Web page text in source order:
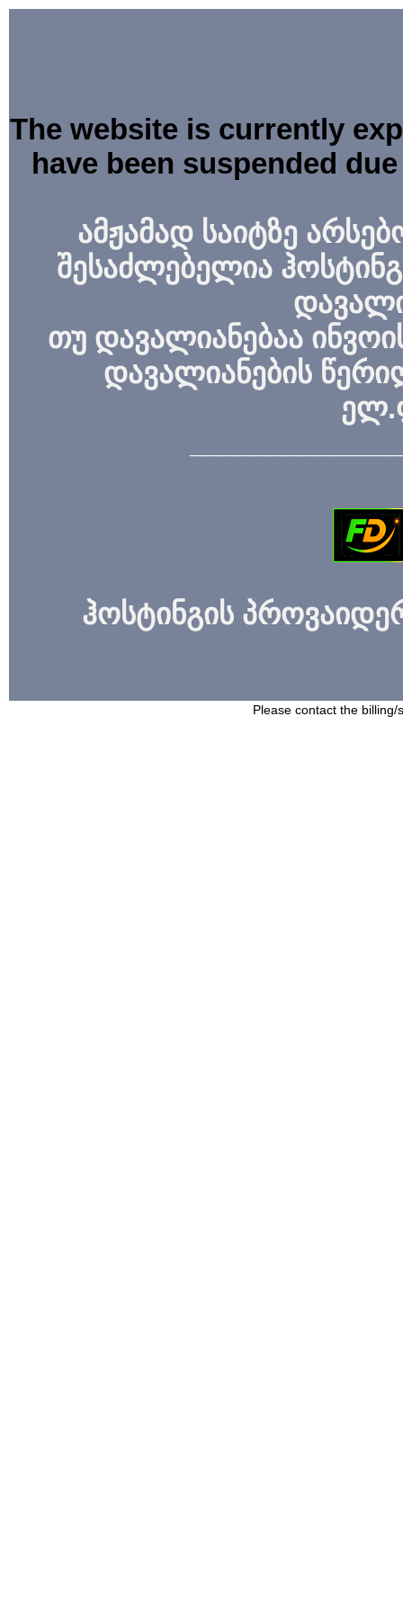
The website is currently
have been suspended
ამჟამად საიტზე
შესაძლებელია
თუ დავალიანებაა
დავალიანების
ჰოსტინგის
Please contact the